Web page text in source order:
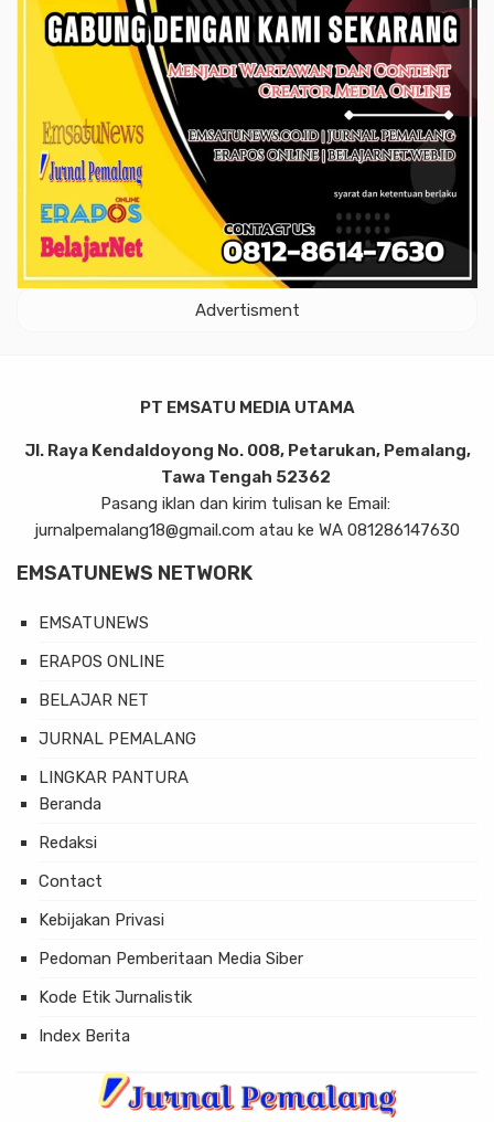
Advertisment
PT EMSATU MEDIA UTAMA
Jl. Raya Kendaldoyong No. 008, Petarukan, Pemalang,
Tawa Tengah 52362
Pasang iklan dan kirim tulisan ke Email:
jurnalpemalang18@gmail.com atau ke WA 081286147630
EMSATUNEWS NETWORK
EMSATUNEWS
ERAPOS ONLINE
BELAJAR NET
JURNAL PEMALANG
LINGKAR PANTURA
Beranda
Redaksi
Contact
Kebijakan Privasi
Pedoman Pemberitaan Media Siber
Kode Etik Jurnalistik
Index Berita